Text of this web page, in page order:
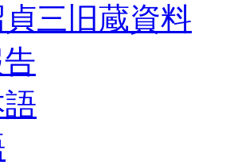
三旧蔵資料
語